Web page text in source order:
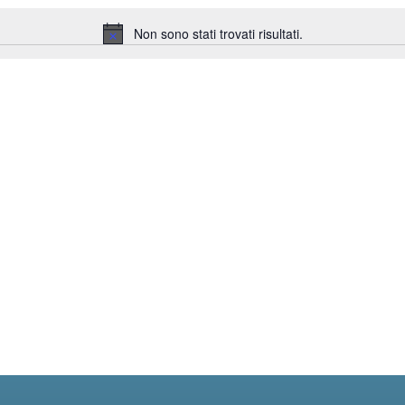
Notice
Non sono stati trovati risultati.